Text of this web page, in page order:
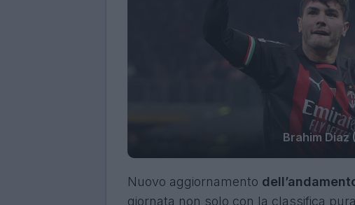
Brahim Diaz
Nuovo aggiornamento
giornata non solo con la classifica